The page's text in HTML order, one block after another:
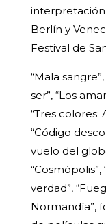
interpretación
Berlín y
Festival de
“Mala
ser”, “Los
“Tres colores:
“Código
vuelo del
“Cosmópolis”,
verdad”,
Normandía”,